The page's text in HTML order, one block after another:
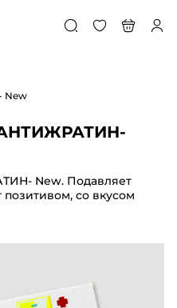
New
New. Подавляет
позитивом, со вкусом